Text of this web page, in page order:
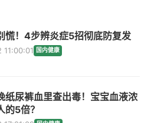
慌！4步辨炎症5招彻底防复发
国内健康
纸尿裤血里查出毒！宝宝血液浓
的5倍？